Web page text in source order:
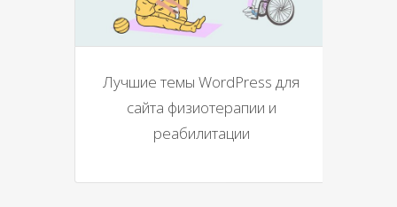
Лучшие темы WordPress для
сайта физиотерапии и
реабилитации